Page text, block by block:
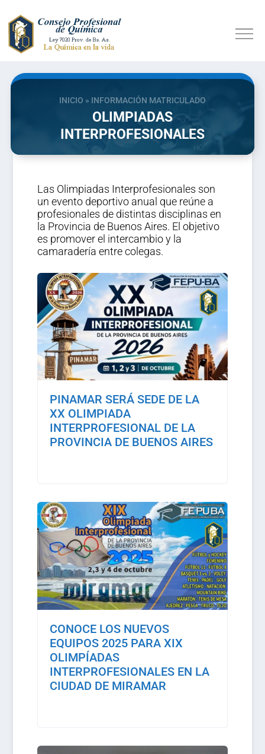
INICIO » INFORMACIÓN MATRICULADO
OLIMPIADAS
INTERPROFESIONALES
Las Olimpiadas Interprofesionales son
un evento deportivo anual que reúne a
profesionales de distintas disciplinas en
la Provincia de Buenos Aires. El objetivo
es promover el intercambio y la
camaradería entre colegas.
PINAMAR SERÁ SEDE DE LA
XX OLIMPIADA
INTERPROFESIONAL DE LA
PROVINCIA DE BUENOS AIRES
CONOCE LOS NUEVOS
EQUIPOS 2025 PARA XIX
OLIMPÍADAS
INTERPROFESIONALES EN LA
CIUDAD DE MIRAMAR